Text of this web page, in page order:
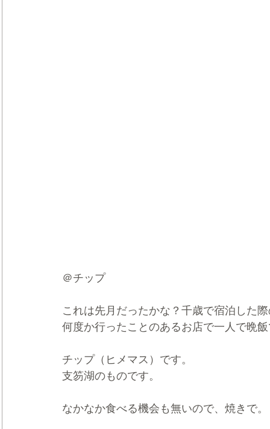
＠チップ
これは先月だったかな？千歳で宿泊した
何度か行ったことのあるお店で一人で晩
チップ（ヒメマス）です。
支笏湖のものです。
なかなか食べる機会も無いので、焼きで。